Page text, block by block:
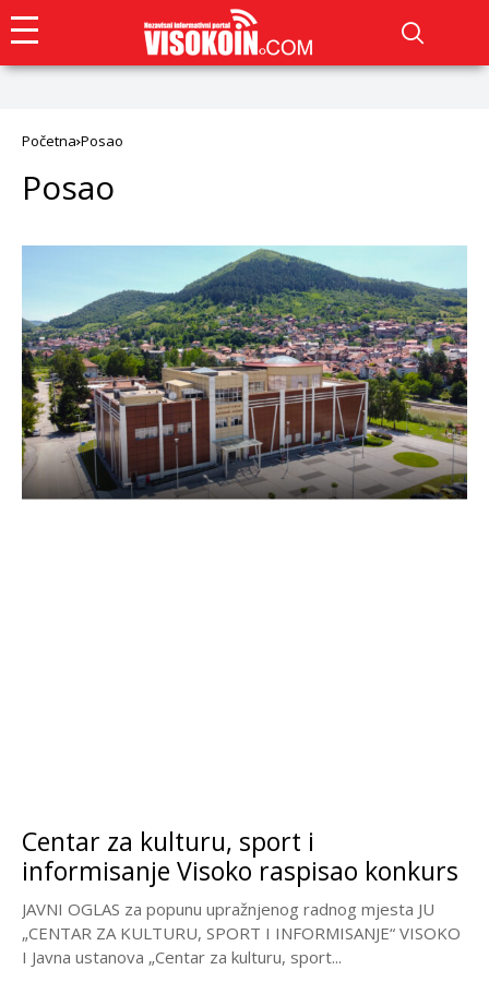
Početna Posao
Posao
Centar za kulturu, sport i
informisanje Visoko raspisao konkurs
JAVNI OGLAS za popunu upražnjenog radnog mjesta JU
„CENTAR ZA KULTURU, SPORT I INFORMISANJE“ VISOKO
I Javna ustanova „Centar za kulturu, sport...